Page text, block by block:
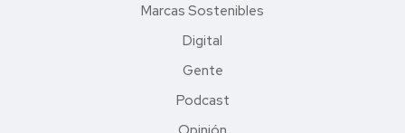
Marcas Sostenibles
Digital
Gente
Podcast